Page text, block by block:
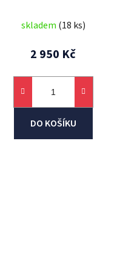
skladem (18 ks)
2 950 Kč
DO KOŠÍKU